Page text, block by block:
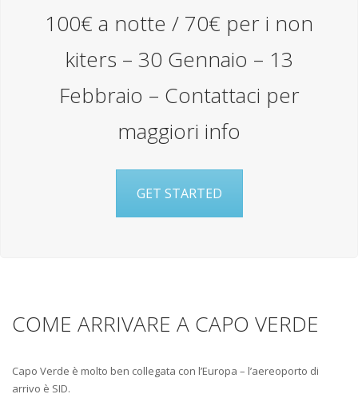
100€ a notte / 70€ per i non
kiters – 30 Gennaio – 13
Febbraio – Contattaci per
maggiori info
GET STARTED
COME ARRIVARE A CAPO VERDE
Capo Verde è molto ben collegata con l’Europa – l’aereoporto di
arrivo è SID.